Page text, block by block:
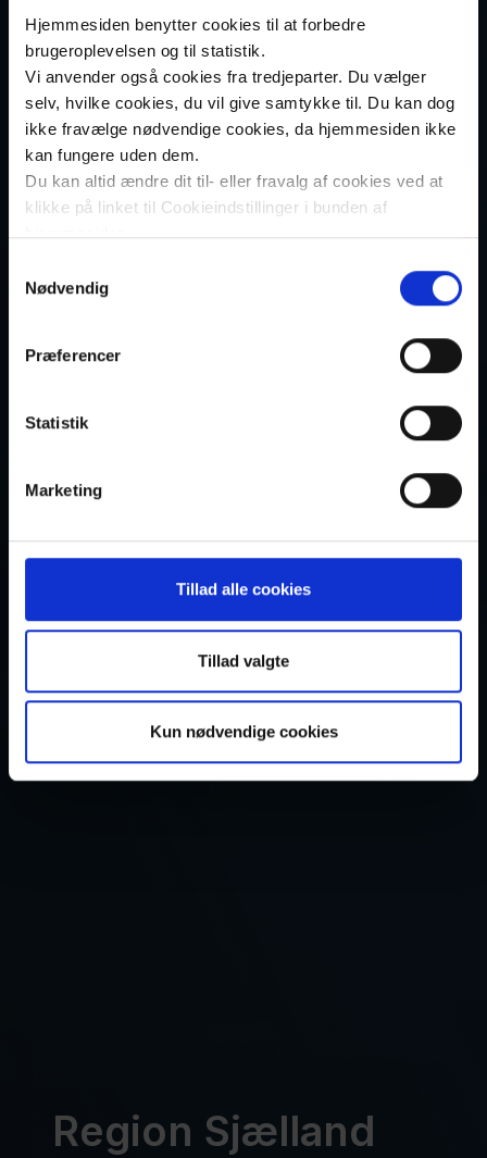
Hjemmesiden benytter cookies til at forbedre
brugeroplevelsen og til statistik.
Vi anvender også cookies fra tredjeparter. Du vælger
selv, hvilke cookies, du vil give samtykke til. Du kan dog
ikke fravælge nødvendige cookies, da hjemmesiden ikke
kan fungere uden dem.
Du kan altid ændre dit til- eller fravalg af cookies ved at
klikke på linket til Cookieindstillinger i bunden af
hjemmesiden.
Læs mere om brugen af cookies på vores hjemmeside
Læs mere om vores behandling af personoplysninger
her.
Nødvendig
Præferencer
Statistik
Marketing
Tillad alle cookies
Tillad valgte
Kun nødvendige cookies
Region Sjælland